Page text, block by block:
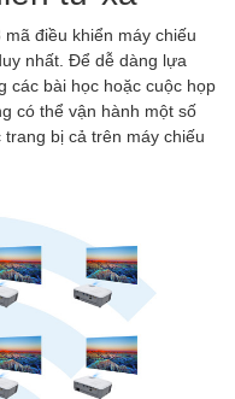
điều khiển máy chiếu
nhất. Để dễ dàng lựa
các bài học hoặc cuộc họp
có thể vận hành một số
bị cả trên máy chiếu